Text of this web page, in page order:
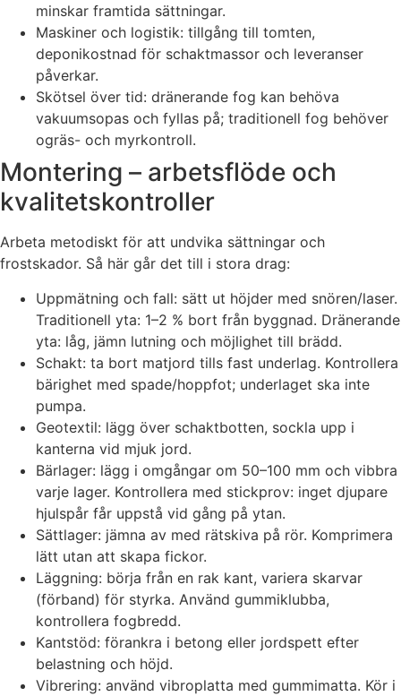
minskar framtida sättningar.
Maskiner och logistik: tillgång till tomten,
deponikostnad för schaktmassor och leveranser
påverkar.
Skötsel över tid: dränerande fog kan behöva
vakuumsopas och fyllas på; traditionell fog behöver
ogräs- och myrkontroll.
Montering – arbetsflöde och
kvalitetskontroller
Arbeta metodiskt för att undvika sättningar och
frostskador. Så här går det till i stora drag:
Uppmätning och fall: sätt ut höjder med snören/laser.
Traditionell yta: 1–2 % bort från byggnad. Dränerande
yta: låg, jämn lutning och möjlighet till brädd.
Schakt: ta bort matjord tills fast underlag. Kontrollera
bärighet med spade/hoppfot; underlaget ska inte
pumpa.
Geotextil: lägg över schaktbotten, sockla upp i
kanterna vid mjuk jord.
Bärlager: lägg i omgångar om 50–100 mm och vibbra
varje lager. Kontrollera med stickprov: inget djupare
hjulspår får uppstå vid gång på ytan.
Sättlager: jämna av med rätskiva på rör. Komprimera
lätt utan att skapa fickor.
Läggning: börja från en rak kant, variera skarvar
(förband) för styrka. Använd gummiklubba,
kontrollera fogbredd.
Kantstöd: förankra i betong eller jordspett efter
belastning och höjd.
Vibrering: använd vibroplatta med gummimatta. Kör i